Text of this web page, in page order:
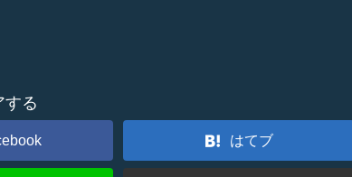
する
はてブ